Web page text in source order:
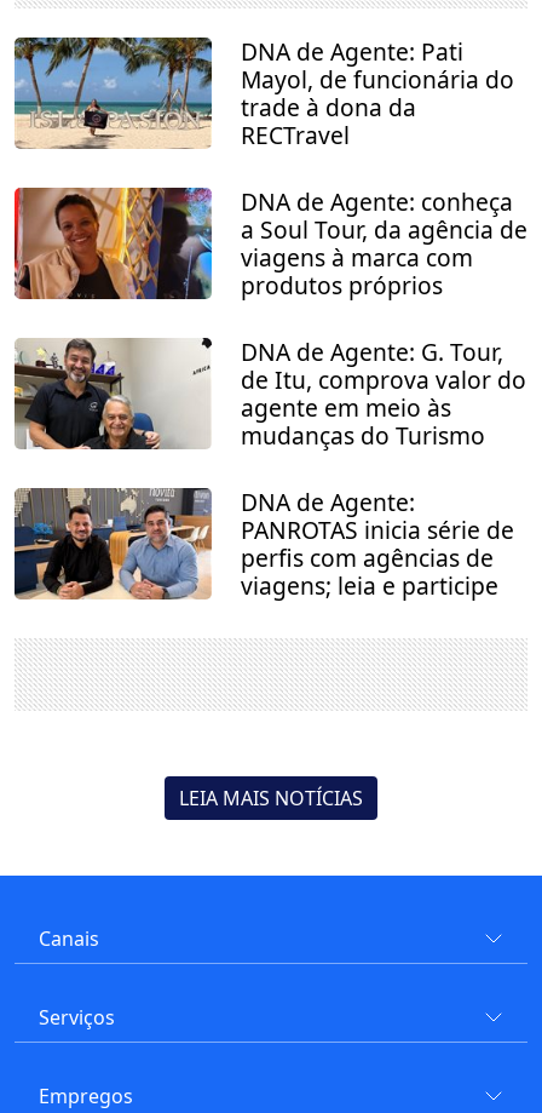
DNA de Agente: Pati
Mayol, de funcionária do
trade à dona da
RECTravel
DNA de Agente: conheça
a Soul Tour, da agência de
viagens à marca com
produtos próprios
DNA de Agente: G. Tour,
de Itu, comprova valor do
agente em meio às
mudanças do Turismo
DNA de Agente:
PANROTAS inicia série de
perfis com agências de
viagens; leia e participe
LEIA MAIS NOTÍCIAS
Canais
Serviços
Empregos